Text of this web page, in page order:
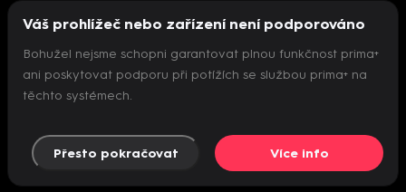
Nepodařilo se inicializovat přehrávač
Váš prohlížeč nebo zařízení není podporováno
Bohužel nejsme schopni garantovat plnou funkčnost prima+
ani poskytovat podporu při potížích se službou prima+ na
těchto systémech.
Přesto pokračovat Více info